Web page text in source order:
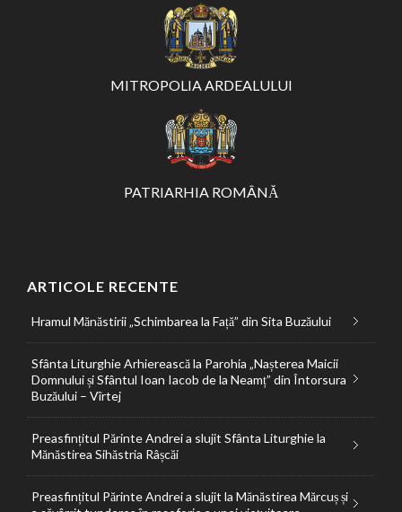
MITROPOLIA ARDEALULUI
PATRIARHIA ROMÂNĂ
ARTICOLE RECENTE
Hramul Mănăstirii „Schimbarea la Față” din Sita Buzăului
Sfânta Liturghie Arhierească la Parohia „Nașterea Maicii
Domnului și Sfântul Ioan Iacob de la Neamț” din Întorsura
Buzăului – Vîrtej
Preasfințitul Părinte Andrei a slujit Sfânta Liturghie la
Mănăstirea Sihăstria Râșcăi
Preasfințitul Părinte Andrei a slujit la Mănăstirea Mărcuș și